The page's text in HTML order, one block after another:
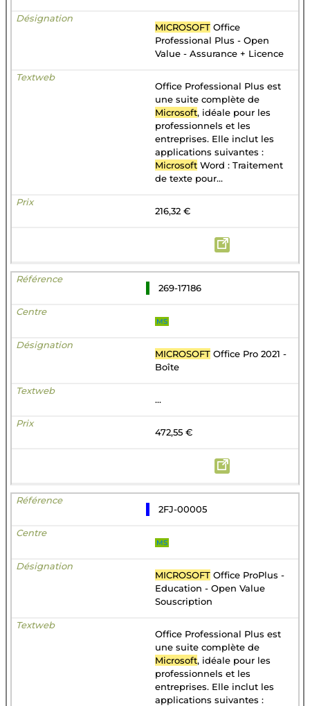
MICROSOFT Office
Professional Plus - Open
Value - Assurance + Licence
Office Professional Plus est
une suite complète de
Microsoft, idéale pour les
professionnels et les
entreprises. Elle inclut les
applications suivantes :
Microsoft Word : Traitement
de texte pour...
216,32 €
269-17186
MS
MICROSOFT Office Pro 2021 -
Boîte
...
472,55 €
2FJ-00005
MS
MICROSOFT Office ProPlus -
Education - Open Value
Souscription
Office Professional Plus est
une suite complète de
Microsoft, idéale pour les
professionnels et les
entreprises. Elle inclut les
applications suivantes :